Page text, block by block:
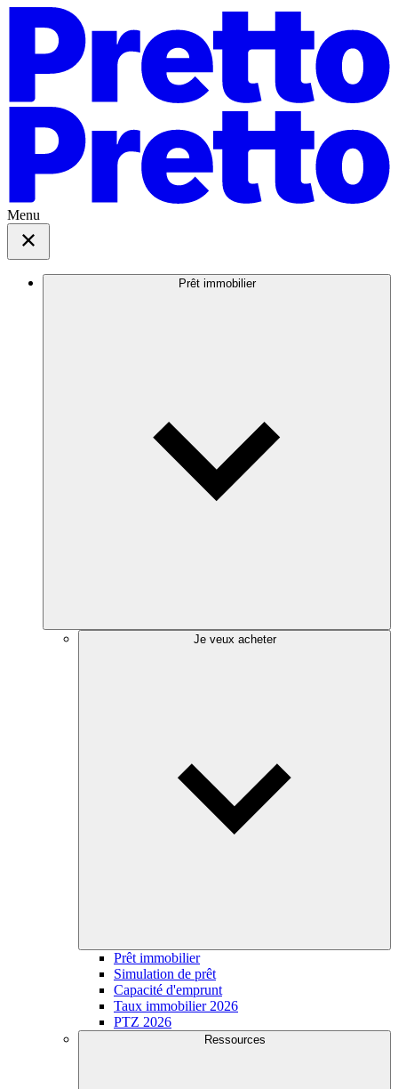
Menu
Prêt immobilier
Je veux acheter
Prêt immobilier
Simulation de prêt
Capacité d'emprunt
Taux immobilier 2026
PTZ 2026
Ressources